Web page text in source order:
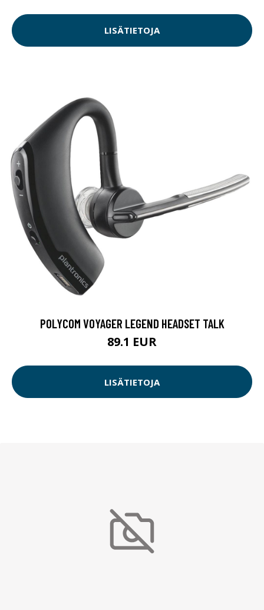
LISÄTIETOJA
POLYCOM VOYAGER LEGEND HEADSET TALK
89.1 EUR
LISÄTIETOJA